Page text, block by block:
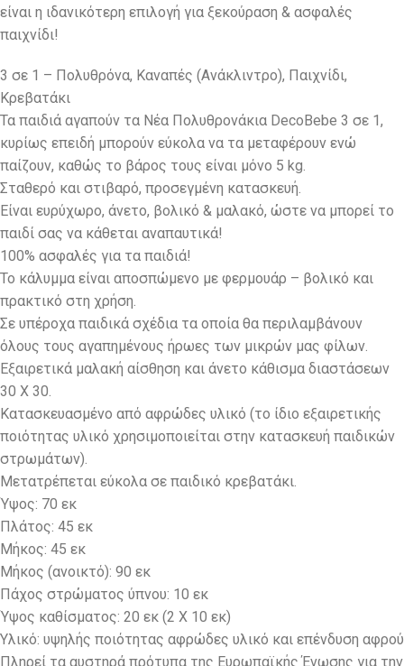
είναι η ιδανικότερη επιλογή για ξεκούραση & ασφαλές
παιχνίδι!
3 σε 1 – Πολυθρόνα, Καναπές (Ανάκλιντρο), Παιχνίδι,
Κρεβατάκι
Τα παιδιά αγαπούν τα Νέα Πολυθρονάκια DecoBebe 3 σε 1,
κυρίως επειδή μπορούν εύκολα να τα μεταφέρουν ενώ
παίζουν, καθώς το βάρος τους είναι μόνο 5 kg.
Σταθερό και στιβαρό, προσεγμένη κατασκευή.
Eίναι ευρύχωρο, άνετο, βολικό & μαλακό, ώστε να μπορεί το
παιδί σας να κάθεται αναπαυτικά!
100% ασφαλές για τα παιδιά!
Το κάλυμμα είναι αποσπώμενο με φερμουάρ – βολικό και
πρακτικό στη χρήση.
Σε υπέροχα παιδικά σχέδια τα οποία θα περιλαμβάνουν
όλους τους αγαπημένους ήρωες των μικρών μας φίλων.
Εξαιρετικά μαλακή αίσθηση και άνετο κάθισμα διαστάσεων
30 Χ 30.
Κατασκευασμένο από αφρώδες υλικό (το ίδιο εξαιρετικής
ποιότητας υλικό χρησιμοποιείται στην κατασκευή παιδικών
στρωμάτων).
Μετατρέπεται εύκολα σε παιδικό κρεβατάκι.
Ύψος: 70 εκ
Πλάτος: 45 εκ
Μήκος: 45 εκ
Μήκος (ανοικτό): 90 εκ
Πάχος στρώματος ύπνου: 10 εκ
Ύψος καθίσματος: 20 εκ (2 Χ 10 εκ)
Υλικό: υψηλής ποιότητας αφρώδες υλικό και επένδυση αφρού
Πληρεί τα αυστηρά πρότυπα της Ευρωπαϊκής Ένωσης για την